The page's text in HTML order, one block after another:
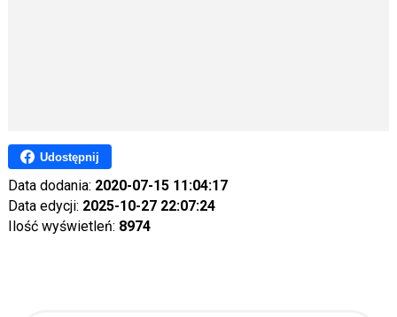
Udostępnij
Data dodania: 2020-07-15 11:04:17
Data edycji: 2025-10-27 22:07:24
Ilość wyświetleń: 8974